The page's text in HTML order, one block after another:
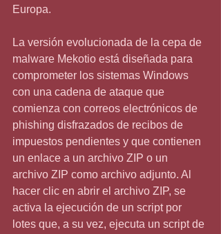
Europa.
La versión evolucionada de la cepa de
malware Mekotio está diseñada para
comprometer los sistemas Windows
con una cadena de ataque que
comienza con correos electrónicos de
phishing disfrazados de recibos de
impuestos pendientes y que contienen
un enlace a un archivo ZIP o un
archivo ZIP como archivo adjunto. Al
hacer clic en abrir el archivo ZIP, se
activa la ejecución de un script por
lotes que, a su vez, ejecuta un script de